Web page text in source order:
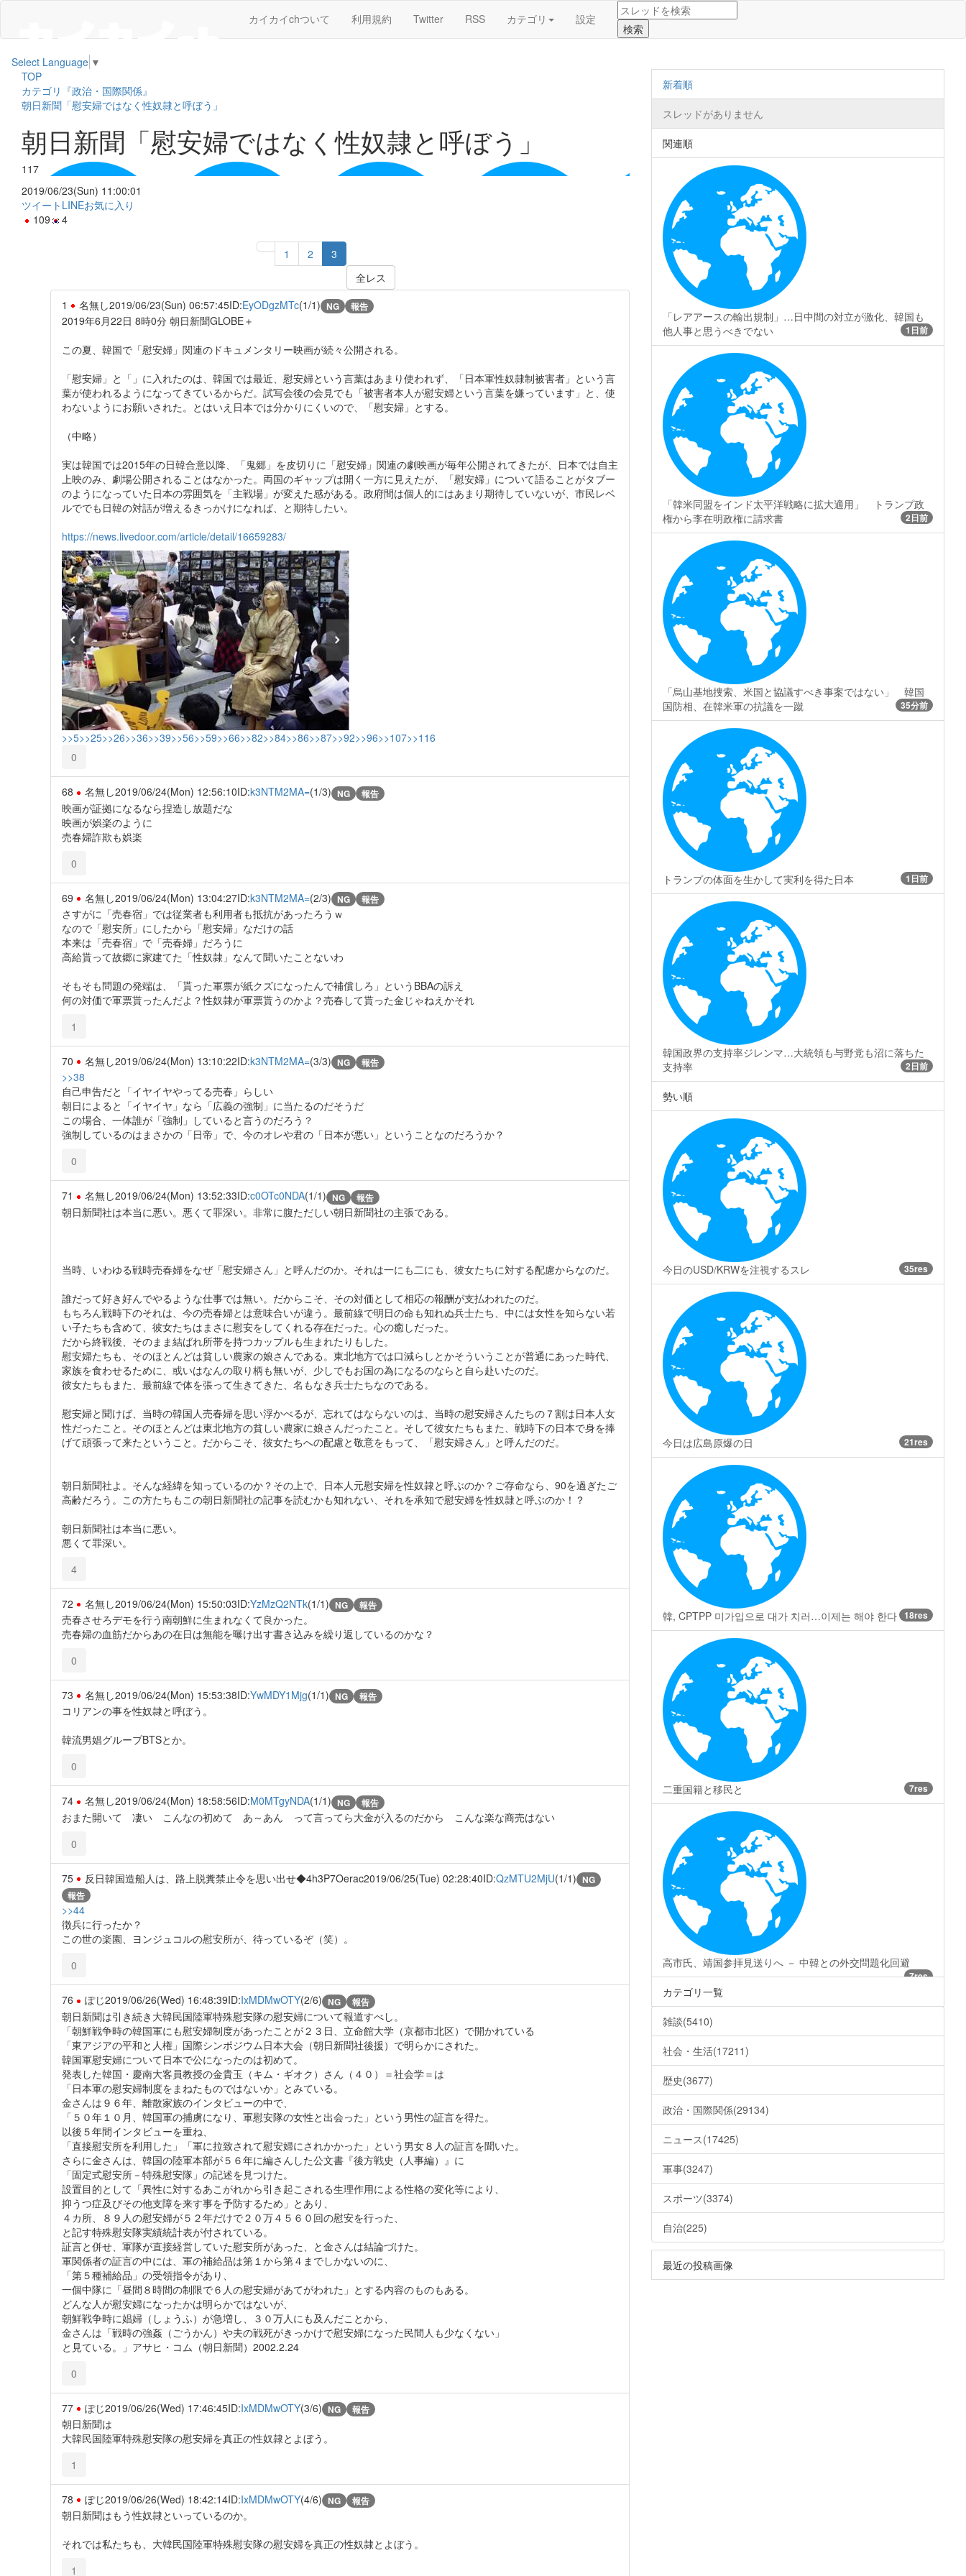
カイカイchついて 利用規約 Twitter RSS カテゴリ 設定
Select Language ▼
TOP
カテゴリ『政治・国際関係』
朝日新聞「慰安婦ではなく性奴隷と呼ぼう」
朝日新聞「慰安婦ではなく性奴隷と呼ぼう」
117
2019/06/23(Sun) 11:00:01
ツイート LINEお気に入り
109
4
1 2
3
全レス
1
名無し2019/06/23(Sun) 06:57:45ID:EyODgzMTc(1/1) NG 報告
2019年6月22日 8時0分 朝日新聞GLOBE＋
この夏、韓国で「慰安婦」関連のドキュメンタリー映画が続々公開される。
「慰安婦」と「」に入れたのは、韓国では最近、慰安婦という言葉はあまり使われず、「日本軍性奴隷制被害者」という言
葉が使われるようになってきているからだ。試写会後の会見でも「被害者本人が慰安婦という言葉を嫌っています」と、使
わないようにお願いされた。とはいえ日本では分かりにくいので、「慰安婦」とする。
（中略）
実は韓国では2015年の日韓合意以降、「鬼郷」を皮切りに「慰安婦」関連の劇映画が毎年公開されてきたが、日本では自主
上映のみ、劇場公開されることはなかった。両国のギャップは開く一方に見えたが、「慰安婦」について語ることがタブー
のようになっていた日本の雰囲気を「主戦場」が変えた感がある。政府間は個人的にはあまり期待していないが、市民レベ
ルででも日韓の対話が増えるきっかけになれば、と期待したい。
https://news.livedoor.com/article/detail/16659283/
>>5>>25>>26>>36>>39>>56>>59>>66>>82>>84>>86>>87>>92>>96>>107>>116
0
68 名無し2019/06/24(Mon) 12:56:10ID:k3NTM2MA=(1/3) NG 報告
映画が証拠になるなら捏造し放題だな
映画が娯楽のように
売春婦詐欺も娯楽
0
69 名無し2019/06/24(Mon) 13:04:27ID:k3NTM2MA=(2/3) NG 報告
さすがに「売春宿」では従業者も利用者も抵抗があったろうｗ
なので「慰安所」にしたから「慰安婦」なだけの話
本来は「売春宿」で「売春婦」だろうに
高給貰って故郷に家建てた「性奴隷」なんて聞いたことないわ
そもそも問題の発端は、「貰った軍票が紙クズになったんで補償しろ」というBBAの訴え
何の対価で軍票貰ったんだよ？性奴隷が軍票貰うのかよ？売春して貰った金じゃねえかそれ
1
70 名無し2019/06/24(Mon) 13:10:22ID:k3NTM2MA=(3/3) NG 報告
>>38
自己申告だと「イヤイヤやってる売春」らしい
朝日によると「イヤイヤ」なら「広義の強制」に当たるのだそうだ
この場合、一体誰が「強制」していると言うのだろう？
強制しているのはまさかの「日帝」で、今のオレや君の「日本が悪い」ということなのだろうか？
0
71 名無し2019/06/24(Mon) 13:52:33ID:c0OTc0NDA(1/1) NG 報告
朝日新聞社は本当に悪い。悪くて罪深い。非常に腹ただしい朝日新聞社の主張である。
当時、いわゆる戦時売春婦をなぜ「慰安婦さん」と呼んだのか。それは一にも二にも、彼女たちに対する配慮からなのだ。
誰だって好き好んでやるような仕事では無い。だからこそ、その対価として相応の報酬が支払われたのだ。
もちろん戦時下のそれは、今の売春婦とは意味合いが違う。最前線で明日の命も知れぬ兵士たち、中には女性を知らない若
い子たちも含めて、彼女たちはまさに慰安をしてくれる存在だった。心の癒しだった。
だから終戦後、そのまま結ばれ所帯を持つカップルも生まれたりもした。
慰安婦たちも、そのほとんどは貧しい農家の娘さんである。東北地方では口減らしとかそういうことが普通にあった時代、
家族を食わせるために、或いはなんの取り柄も無いが、少しでもお国の為になるのならと自ら赴いたのだ。
彼女たちもまた、最前線で体を張って生きてきた、名もなき兵士たちなのである。
慰安婦と聞けば、当時の韓国人売春婦を思い浮かべるが、忘れてはならないのは、当時の慰安婦さんたちの７割は日本人女
性だったこと。そのほとんどは東北地方の貧しい農家に娘さんだったこと。そして彼女たちもまた、戦時下の日本で身を捧
げて頑張って来たということ。だからこそ、彼女たちへの配慮と敬意をもって、「慰安婦さん」と呼んだのだ。
朝日新聞社よ。そんな経緯を知っているのか？その上で、日本人元慰安婦を性奴隷と呼ぶのか？ご存命なら、90を過ぎたご
高齢だろう。この方たちもこの朝日新聞社の記事を読むかも知れない、それを承知で慰安婦を性奴隷と呼ぶのか！？
朝日新聞社は本当に悪い。
悪くて罪深い。
4
72 名無し2019/06/24(Mon) 15:50:03ID:YzMzQ2NTk(1/1) NG 報告
売春させろデモを行う南朝鮮に生まれなくて良かった。
売春婦の血筋だからあの在日は無能を曝け出す書き込みを繰り返しているのかな？
0
73 名無し2019/06/24(Mon) 15:53:38ID:YwMDY1Mjg(1/1) NG 報告
コリアンの事を性奴隷と呼ぼう。
韓流男娼グループBTSとか。
0
74 名無し2019/06/24(Mon) 18:58:56ID:M0MTgyNDA(1/1) NG 報告
おまた開いて 凄い こんなの初めて あ～あん って言ってら大金が入るのだから こんな楽な商売はない
0
75 反日韓国造船人は、路上脱糞禁止令を思い出せ◆4h3P7Oerac2019/06/25(Tue) 02:28:40ID:QzMTU2MjU(1/1) NG
報告
>>44
徴兵に行ったか？
この世の楽園、ヨンジュコルの慰安所が、待っているぞ（笑）。
0
76 ぽじ2019/06/26(Wed) 16:48:39ID:IxMDMwOTY(2/6) NG 報告
朝日新聞は引き続き大韓民国陸軍特殊慰安隊の慰安婦について報道すべし。
「朝鮮戦争時の韓国軍にも慰安婦制度があったことが２３日、立命館大学（京都市北区）で開かれている
「東アジアの平和と人権」国際シンポジウム日本大会（朝日新聞社後援）で明らかにされた。
韓国軍慰安婦について日本で公になったのは初めて。
発表した韓国・慶南大客員教授の金貴玉（キム・ギオク）さん（４０）＝社会学＝は
「日本軍の慰安婦制度をまねたものではないか」とみている。
金さんは９６年、離散家族のインタビューの中で、
「５０年１０月、韓国軍の捕虜になり、軍慰安隊の女性と出会った」という男性の証言を得た。
以後５年間インタビューを重ね、
「直接慰安所を利用した」「軍に拉致されて慰安婦にされかかった」という男女８人の証言を聞いた。
さらに金さんは、韓国の陸軍本部が５６年に編さんした公文書『後方戦史（人事編）』に
「固定式慰安所－特殊慰安隊」の記述を見つけた。
設置目的として「異性に対するあこがれから引き起こされる生理作用による性格の変化等により、
抑うつ症及びその他支障を来す事を予防するため」とあり、
４カ所、８９人の慰安婦が５２年だけで２０万４５６０回の慰安を行った、
と記す特殊慰安隊実績統計表が付されている。
証言と併せ、軍隊が直接経営していた慰安所があった、と金さんは結論づけた。
軍関係者の証言の中には、軍の補給品は第１から第４までしかないのに、
「第５種補給品」の受領指令があり、
一個中隊に「昼間８時間の制限で６人の慰安婦があてがわれた」とする内容のものもある。
どんな人が慰安婦になったかは明らかではないが、
朝鮮戦争時に娼婦（しょうふ）が急増し、３０万人にも及んだことから、
金さんは「戦時の強姦（ごうかん）や夫の戦死がきっかけで慰安婦になった民間人も少なくない」
と見ている。」アサヒ・コム（朝日新聞）2002.2.24
0
77 ぽじ2019/06/26(Wed) 17:46:45ID:IxMDMwOTY(3/6) NG 報告
朝日新聞は
大韓民国陸軍特殊慰安隊の慰安婦を真正の性奴隷とよぼう。
1
78 ぽじ2019/06/26(Wed) 18:42:14ID:IxMDMwOTY(4/6) NG 報告
朝日新聞はもう性奴隷といっているのか。
それでは私たちも、大韓民国陸軍特殊慰安隊の慰安婦を真正の性奴隷とよぼう。
1
新着順
スレッドがありません
関連順
「レアアースの輸出規制」…日中間の対立が激化、韓国も
他人事と思うべきでない
1日前
「韓米同盟をインド太平洋戦略に拡大適用」 トランプ政
権から李在明政権に請求書
2日前
「烏山基地捜索、米国と協議すべき事案ではない」 韓国
国防相、在韓米軍の抗議を一蹴
35分前
トランプの体面を生かして実利を得た日本 1日前
韓国政界の支持率ジレンマ…大統領も与野党も沼に落ちた
支持率
2日前
勢い順
今日のUSD/KRWを注視するスレ 35res
今日は広島原爆の日 21res
韓, CPTPP 미가입으로 대가 치러…이제는 해야 한다 18res
二重国籍と移民と 7res
高市氏、靖国参拝見送りへ － 中韓との外交問題化回避
7res
カテゴリ一覧
雑談(5410)
社会・生活(17211)
歴史(3677)
政治・国際関係(29134)
ニュース(17425)
軍事(3247)
スポーツ(3374)
自治(225)
最近の投稿画像